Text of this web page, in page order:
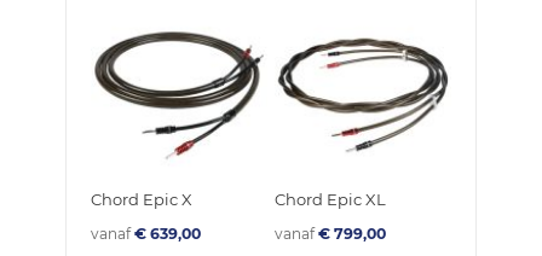
Chord Epic X
vanaf € 639,00
Chord Epic XL
vanaf € 799,00